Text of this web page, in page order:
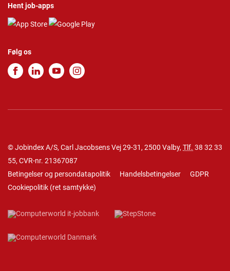
Hent job-apps
Følg os
© Jobindex A/S, Carl Jacobsens Vej 29-31, 2500 Valby, Tlf. 38 32 33
55, CVR-nr. 21367087
Betingelser og persondatapolitik
Handelsbetingelser
GDPR
Cookiepolitik (ret samtykke)